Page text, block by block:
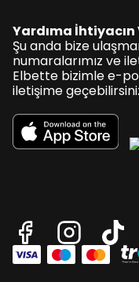
Yardıma İhtiyacın
Şu anda bize
numaralarımız ve
Elbette bizimle e-
iletişime